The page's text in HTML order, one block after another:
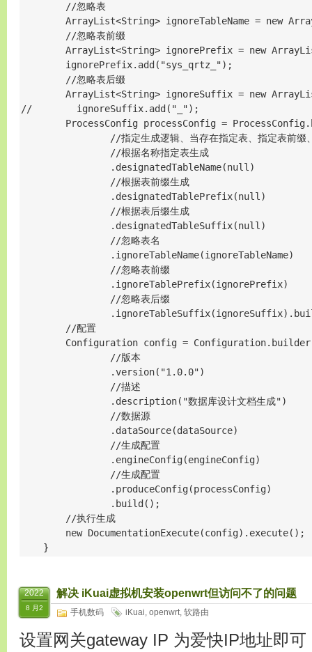
        //忽略表
ArrayList<String> ignoreTableName = new
        //忽略表前缀
ArrayList<String> ignorePrefix = new
        ignorePrefix.add("sys_qrtz_");
        //忽略表后缀
ArrayList<String> ignoreSuffix = new
//        ignoreSuffix.add("_");
ProcessConfig processConfig =
//指定生成逻辑、当存在指定表、指定表前缀
                //根据名称指定表生成
                .designatedTableName(null)
                //根据表前缀生成
                .designatedTablePrefix(null)
                //根据表后缀生成
                .designatedTableSuffix(null)
                //忽略表名
                .ignoreTableName(ignoreTableName)
                //忽略表前缀
                .ignoreTablePrefix(ignorePrefix)
                //忽略表后缀
        //配置
Configuration config =
                //版本
                .version("1.0.0")
                //描述
                .description("数据库设计文档生成")
                //数据源
                .dataSource(dataSource)
                //生成配置
                .engineConfig(engineConfig)
                //生成配置
                .produceConfig(processConfig)
                .build();
        //执行生成
        new DocumentationExecute(config).execute();
    }
2022
8 月2
解决 iKuai虚拟机安装openwrt但访问不了的问题
手机数码 iKuai, openwrt, 软路由
设置网关gateway IP 为爱快IP地址即可